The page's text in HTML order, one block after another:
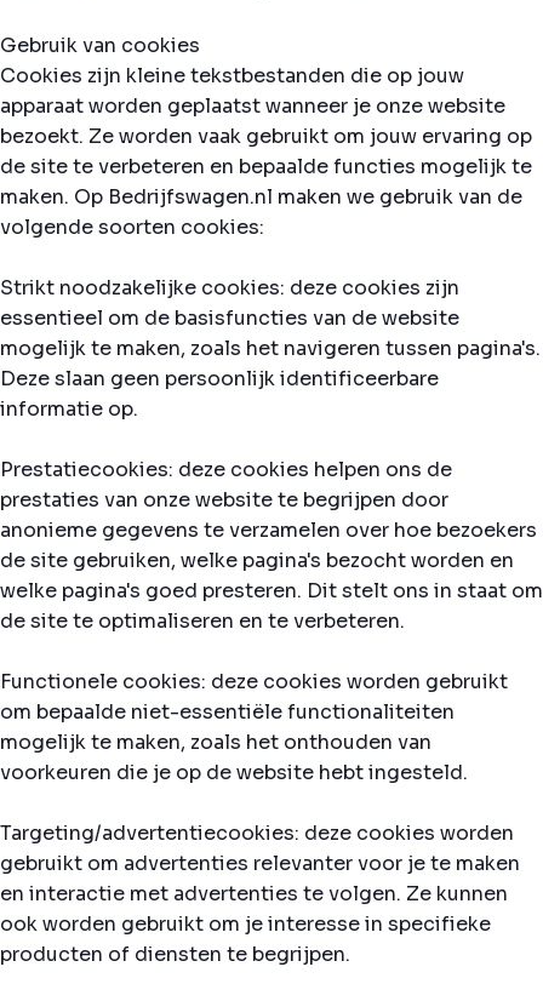
Gebruik van cookies
Cookies zijn kleine tekstbestanden die op jouw
apparaat worden geplaatst wanneer je onze website
bezoekt. Ze worden vaak gebruikt om jouw ervaring op
de site te verbeteren en bepaalde functies mogelijk te
maken. Op Bedrijfswagen.nl maken we gebruik van de
volgende soorten cookies:
Strikt noodzakelijke cookies: deze cookies zijn
essentieel om de basisfuncties van de website
mogelijk te maken, zoals het navigeren tussen pagina's.
Deze slaan geen persoonlijk identificeerbare
informatie op.
Prestatiecookies: deze cookies helpen ons de
prestaties van onze website te begrijpen door
anonieme gegevens te verzamelen over hoe bezoekers
de site gebruiken, welke pagina's bezocht worden en
welke pagina's goed presteren. Dit stelt ons in staat om
de site te optimaliseren en te verbeteren.
Functionele cookies: deze cookies worden gebruikt
om bepaalde niet-essentiële functionaliteiten
mogelijk te maken, zoals het onthouden van
voorkeuren die je op de website hebt ingesteld.
Targeting/advertentiecookies: deze cookies worden
gebruikt om advertenties relevanter voor je te maken
en interactie met advertenties te volgen. Ze kunnen
ook worden gebruikt om je interesse in specifieke
producten of diensten te begrijpen.